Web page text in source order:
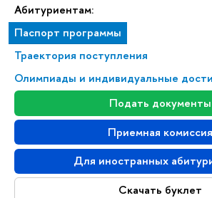
Абитуриентам:
Паспорт программы
Траектория поступления
Олимпиады и индивидуальные
Подать документы
Приемная комиссия
Для иностранных
Скачать буклет